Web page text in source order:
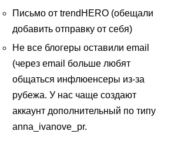
Письмо от trendHERO (обещали
добавить отправку от себя)
Не все блогеры оставили email
(через email больше любят
общаться инфлюенсеры из-за
рубежа. У нас чаще создают
аккаунт дополнительный по типу
anna_ivanove_pr.